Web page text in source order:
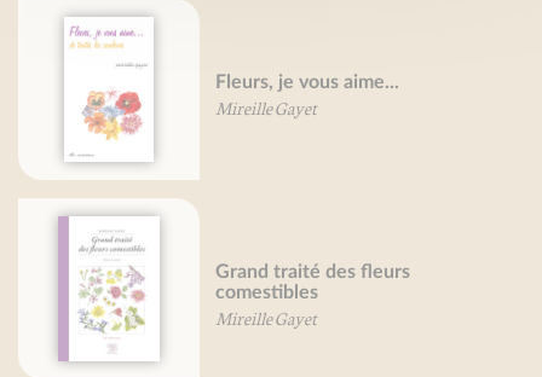
Fleurs, je vous aime...
Mireille Gayet
Grand traité des fleurs
comestibles
Mireille Gayet